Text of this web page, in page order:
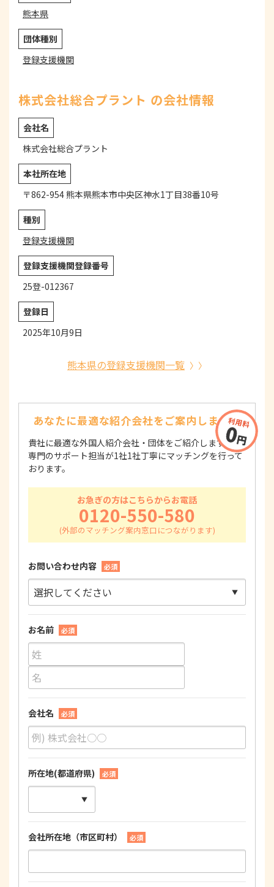
熊本県
団体種別
登録支援機関
株式会社総合プラント の会社情報
会社名
株式会社総合プラント
本社所在地
〒862-954 熊本県熊本市中央区神水1丁目38番10号
種別
登録支援機関
登録支援機関登録番号
25登-012367
登録日
2025年10月9日
熊本県の登録支援機関一覧
あなたに最適な紹介会社をご案内します！
貴社に最適な外国人紹介会社・団体をご紹介します！
専門のサポート担当が1社1社丁寧にマッチングを行って
おります。
お急ぎの方はこちらからお電話
0120-550-580
お問い合わせ内容 必須
お名前 必須
会社名 必須
所在地(都道府県) 必須
会社所在地（市区町村） 必須